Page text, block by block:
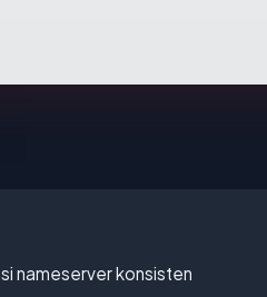
nameserver konsisten